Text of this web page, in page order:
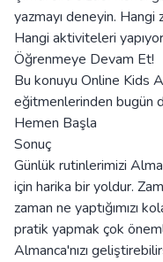
yazmayı deneyin.
Hangi aktiviteleri
Öğrenmeye Devam Et!
Bu konuyu Online Kids
eğitmenlerinden bugün
Hemen Başla
Sonuç
Günlük rutinlerimizi
için harika bir yoldur.
zaman ne yaptığımızı
pratik yapmak çok
Almanca'nızı